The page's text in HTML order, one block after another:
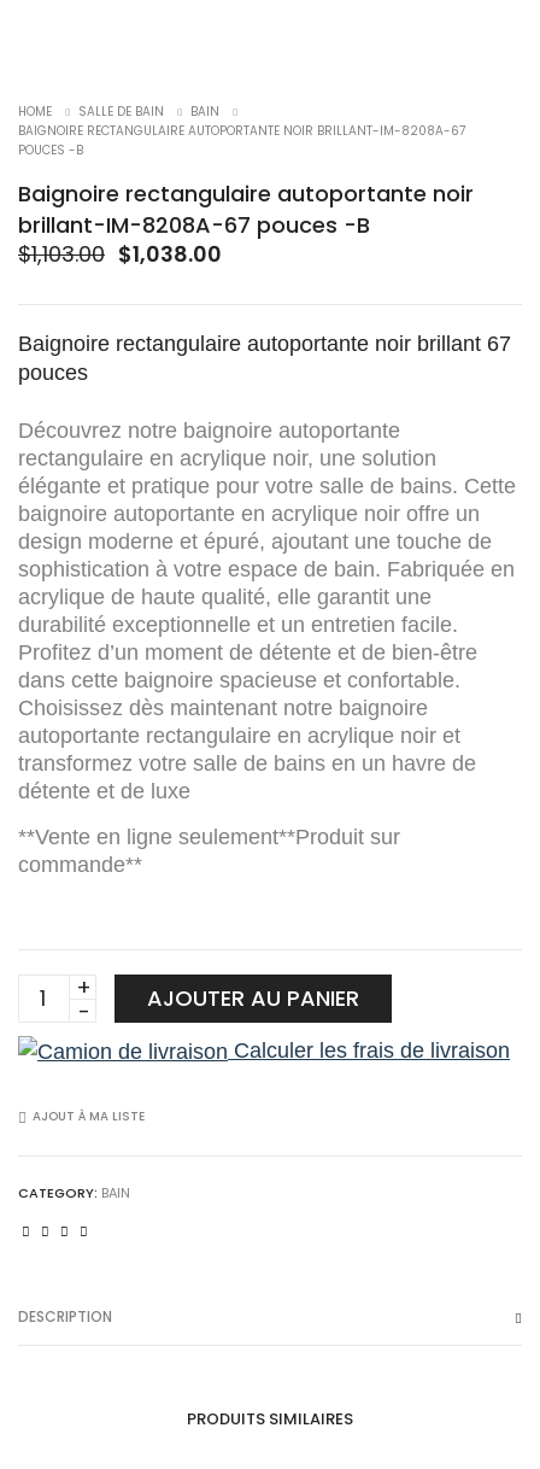
HOME SALLE DE BAIN
BAIN
BAIGNOIRE RECTANGULAIRE AUTOPORTANTE NOIR BRILLANT-IM-8208A-67
POUCES -B
Baignoire rectangulaire autoportante noir
brillant-IM-8208A-67 pouces -B
$1,103.00 Le
était :
$1,103.00.
$1,038.00
est :
$1,038.00.
Baignoire rectangulaire autoportante noir brillant 67
pouces
Découvrez notre baignoire autoportante
rectangulaire en acrylique noir, une solution
élégante et pratique pour votre salle de bains. Cette
baignoire autoportante en acrylique noir offre un
design moderne et épuré, ajoutant une touche de
sophistication à votre espace de bain. Fabriquée en
acrylique de haute qualité, elle garantit une
durabilité exceptionnelle et un entretien facile.
Profitez d’un moment de détente et de bien-être
dans cette baignoire spacieuse et confortable.
Choisissez dès maintenant notre baignoire
autoportante rectangulaire en acrylique noir et
transformez votre salle de bains en un havre de
détente et de luxe
**Vente en ligne seulement**Produit sur
commande**
Baignoire
rectangulaire
autoportante
brillant-
8208A-
B
AJOUTER AU PANIER
Calculer les frais de livraison
AJOUT À MA LISTE
CATEGORY: BAIN
DESCRIPTION
PRODUITS SIMILAIRES